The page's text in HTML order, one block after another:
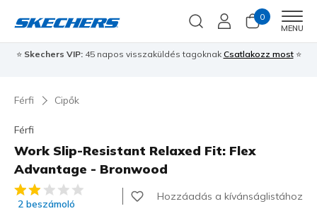
0
MENU
⭐ Skechers VIP:45 napos visszaküldés tagoknak Csatlakozz most⭐
Férfi Cipők
Férfi
Work Slip-Resistant Relaxed Fit: Flex
Advantage - Bronwood
3,7 az 5-ből ügyfélértékelés
2 beszámoló
Hozzáadás a kívánságlistához